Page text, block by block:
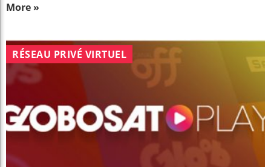
More »
RÉSEAU PRIVÉ VIRTUEL